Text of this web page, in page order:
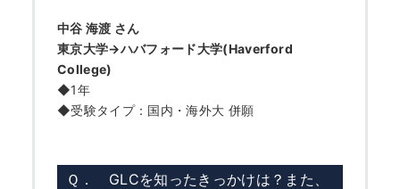
中谷 海渡 さん
東京大学→ハバフォード大学(Haverford
College)
◆1年
◆受験タイプ：国内・海外大 併願
Ｑ． GLCを知ったきっかけは？また、